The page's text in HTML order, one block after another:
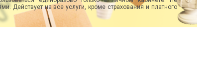
Действует на все услуги, кроме страхования и платного